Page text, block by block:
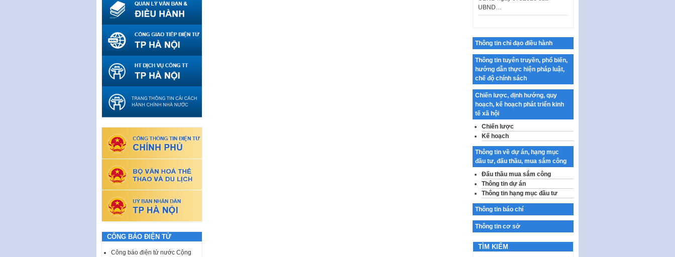
CÔNG BÁO ĐIỆN TỬ
Công báo điện tử nước Cộng
Kế hoạch Tổ chức Cuộc thi
chính luận về bảo vệ nền tảng tư
tưởng của Đảng…
Công bố công khai dự toán kinh
phí xây dựng pháp luật, hoàn
thiện thể chế, chính…
Quy định về nghiên cứu, ứng
dụng khoa học, công nghệ, đổi
mới sáng tạo và chuyển…
Quy định chi tiết và hướng dẫn
thi hành một số điều của Luật Lý
lịch tư…
Sửa đổi, bổ sung một số nội
dung tại Nghị quyết số 30/NQ-
CP ngày 24 tháng 02…
Ban hành Chương trình hành
động của Chính phủ thực hiện
Nghị quyết số 02-NQ/TW ngày
17…
Thông tin chỉ đạo điều hành
Thông tin tuyên truyền, phổ biến,
hướng dẫn thực hiện pháp luật,
chế độ chính sách
Chiến lược, định hướng, quy
hoạch, kế hoạch phát triển kinh
tế xã hội
Chiến lược
Kế hoạch
Thông tin về dự án, hạng mục
đầu tư, đấu thầu, mua sắm công
Đấu thầu mua sắm công
Thông tin dự án
Thông tin hạng mục đầu tư
Thông tin báo chí
Thông tin cơ sở
TÌM KIẾM